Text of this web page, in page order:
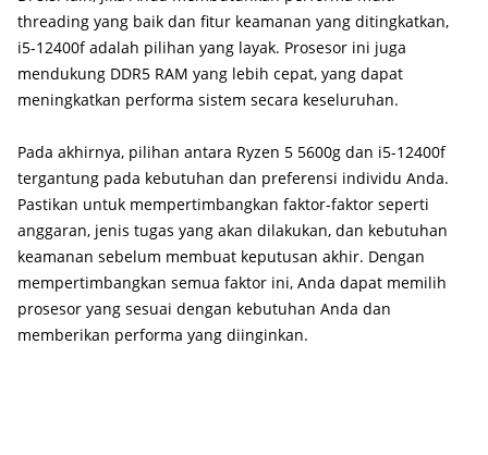
threading yang baik dan fitur keamanan yang ditingkatkan,
i5-12400f adalah pilihan yang layak. Prosesor ini juga
mendukung DDR5 RAM yang lebih cepat, yang dapat
meningkatkan performa sistem secara keseluruhan.
Pada akhirnya, pilihan antara Ryzen 5 5600g dan i5-12400f
tergantung pada kebutuhan dan preferensi individu Anda.
Pastikan untuk mempertimbangkan faktor-faktor seperti
anggaran, jenis tugas yang akan dilakukan, dan kebutuhan
keamanan sebelum membuat keputusan akhir. Dengan
mempertimbangkan semua faktor ini, Anda dapat memilih
prosesor yang sesuai dengan kebutuhan Anda dan
memberikan performa yang diinginkan.